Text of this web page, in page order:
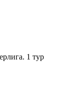
1 тур